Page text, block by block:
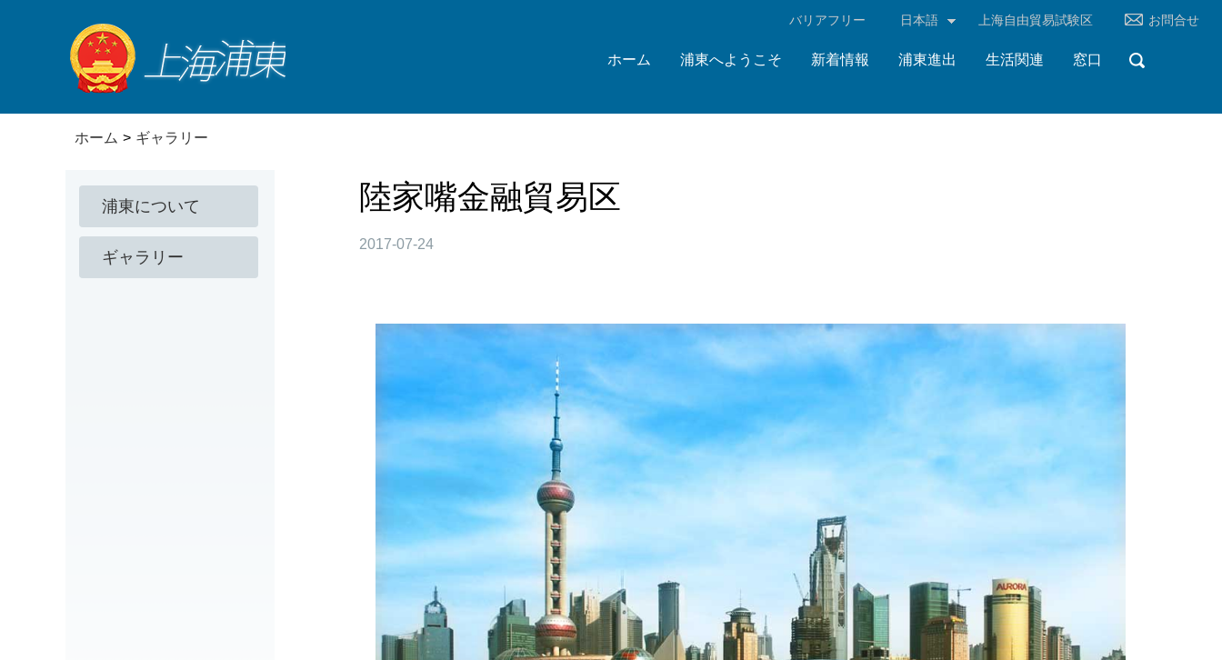
‌バリアフリー 日本語 上海自由貿易試験区 お問合せ
ホーム 浦東へようこそ 新着情報 浦東進出 生活関連 窓口
ホーム > ギャラリー
浦東について
ギャラリー
陸家嘴金融貿易区
2017-07-24